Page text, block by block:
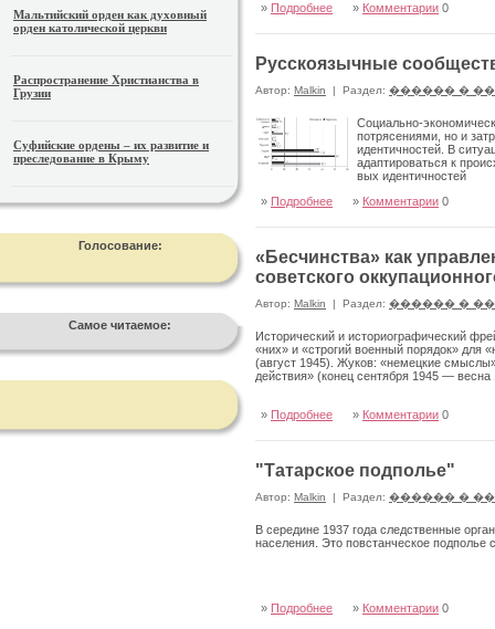
Мальтийский орден как духовный
орден католической церкви
Распространение Христианства в
Грузии
Суфийские ордены – их развитие и
преследование в Крыму
Голосование:
Самое читаемое:
» Подробнее » Комментарии 0
Русскоязычные
Автор: Malkin | Раздел: ������ �
Социально-
потрясениями, но и
идентичностей. В
адаптироваться к
вых идентичностей
» Подробнее » Комментарии 0
«Бесчинства» как
советского
Автор: Malkin | Раздел: ������ �
Исторический и историографический
«них» и «строгий военный по­рядок» для
(август 1945). Жуков: «немецкие
действия» (конец сентября 1945 —
» Подробнее » Комментарии 0
"Татарское подполье"
Автор: Malkin | Раздел: ������ �
В середине 1937 года следственные
населения. Это повстанческое подполье
» Подробнее » Комментарии 0